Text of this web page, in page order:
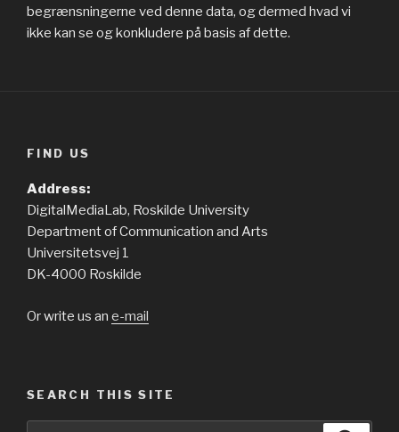
begrænsningerne ved denne data, og dermed hvad vi
ikke kan se og konkludere på basis af dette.
FIND US
Address:
DigitalMediaLab, Roskilde University
Department of Communication and Arts
Universitetsvej 1
DK-4000 Roskilde
Or write us an e-mail
SEARCH THIS SITE